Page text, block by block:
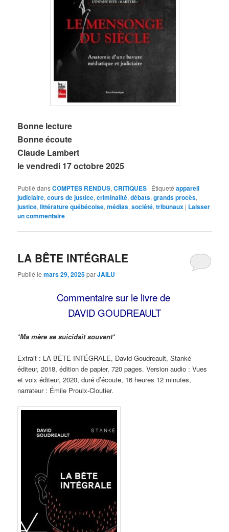
Bonne lecture
Bonne écoute
Claude Lambert
le vendredi 17 octobre 2025
Publié dansCOMPTES RENDUS,CRITIQUES | Étiqueté appareil
judiciaire,cours de justice,criminalité,débats,grands procès,
justice,littérature québécoise,médias,société,tribunaux | Laisser
un commentaire
LA BÊTE INTÉGRALE
Publié lemars 29, 2025parJAILU
Commentaire sur le livre de
DAVID GOUDREAULT
*Ma mère se suicidait souvent*
Extrait : LA BÊTE INTÉGRALE, David Goudreault, Stanké
éditeur, 2018, édition de papier, 720 pages. Version audio : Vues
et voix éditeur, 2020, duré d’écoute, 16 heures 12 minutes,
narrateur : Émile Proulx-Cloutier.